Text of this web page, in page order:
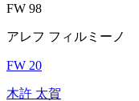
FW 98
アレフ フィルミーノ
FW 20
木許 太賀